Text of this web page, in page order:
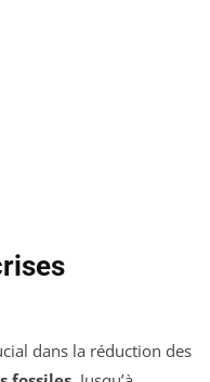
dans la réduction des